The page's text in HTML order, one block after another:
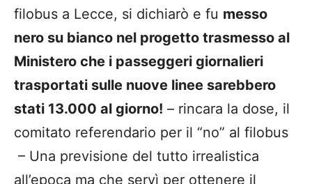
filobus a Lecce, si dichiarò e fu messo
nero su bianco nel progetto trasmesso al
Ministero che i passeggeri giornalieri
trasportati sulle nuove linee sarebbero
stati 13.000 al giorno! – rincara la dose, il
comitato referendario per il “no” al filobus
– Una previsione del tutto irrealistica
all’epoca ma che servì per ottenere il